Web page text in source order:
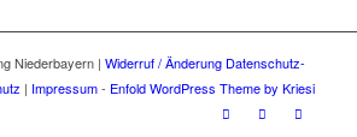
Niederbayern | Widerruf / Änderung Datenschutz-
| Impressum- Enfold WordPress Theme by Kriesi